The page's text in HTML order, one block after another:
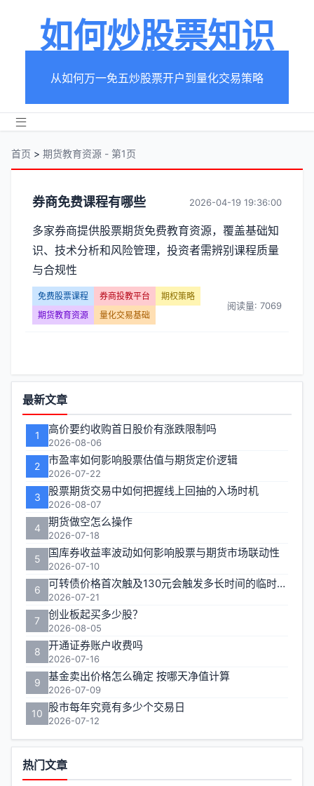
如何炒股票知识
从如何万一免五炒股票开户到量化交易策略
首页 > 期货教育资源 - 第1页
分
类
【期
货
教
资
源】
文
章
列
表
第
页
券商免费课程有哪些 2026-04-19 19:36:00
多家券商提供股票期货免费教育资源，覆盖基础知
识、技术分析和风险管理，投资者需辨别课程质量
与合规性
免费股票课程 券商投教平台
期权策略
期货教育资源
量化交易基础
阅读量: 7069
功
能
区
最新文章
1 高价要约收购首日股价有涨跌限制吗
2026-08-06
2 市盈率如何影响股票估值与期货定价逻辑
2026-07-22
3 股票期货交易中如何把握线上回抽的入场时机
2026-08-07
4 期货做空怎么操作
2026-07-18
5 国库券收益率波动如何影响股票与期货市场联动性
2026-07-10
6 可转债价格首次触及130元会触发多长时间的临时停牌
2026-07-21
7 创业板起买多少股？
2026-08-05
8 开通证券账户收费吗
2026-07-16
9 基金卖出价格怎么确定 按哪天净值计算
2026-07-09
10 股市每年究竟有多少个交易日
2026-07-12
热门文章